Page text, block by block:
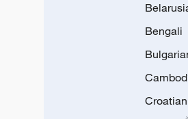
Bengali
Croatian